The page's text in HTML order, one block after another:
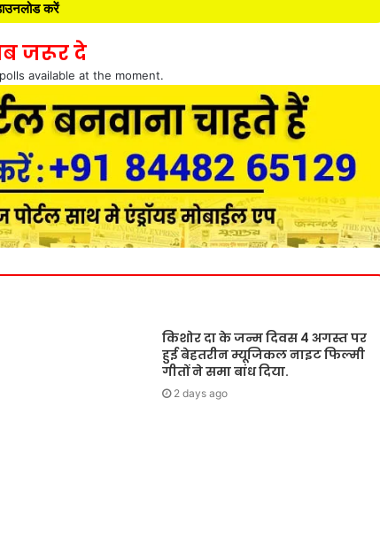
करें
जरूर दे
available at the moment.
किशोर दा के जन्म दिवस 4 अगस्त पर
हुई बेहतरीन म्यूजिकल नाइट फिल्मी
गीतों ने समा बांध दिया.
2 days ago